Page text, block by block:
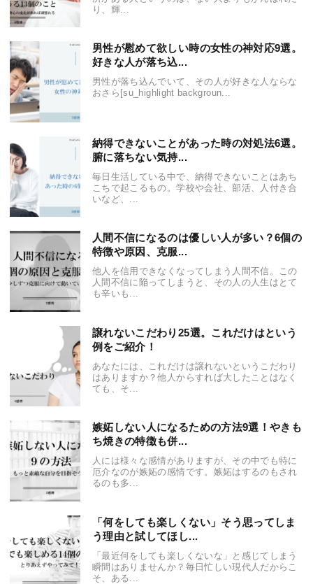
り、輝...
男性が慰めて欲しい時の女性の神対応9選。
好きな人が落ち込...
男性が落ち込んでいて、その人が好きな人ならな
おさら[su_highlight backgroun...
納得できないことがあった時の対処法6選。
腑に落ちない気持...
毎日生活している中で、納得できないことはあち
こちで起こるもの。学校や会社、部活、人付き合
いなど、...
人間不信になるのは優しい人が多い？6個の
特徴や原因、克服...
他人を信用できなくなってしまう人間不信。この
人間不信に陥ってしまうと、その人の人生はとて
も辛いも...
譲れないこだわり25選。これだけはという
例をご紹介！
あなたには、これだけは譲れないというこだわり
はありますか？他人からすれば大したことはなく
ても、そ...
嫉妬しない人になるための方法9選！やきも
ち焼きの特徴も併...
人には様々な感情がありますが、その中でも特に
厄介なのが嫉妬の感情です。嫉妬はするのもされ
るのも多...
「何をしても楽しくない」そう思ってしま
う理由と試してほし...
「最近何をしても楽しくないな」と感じてしまう
瞬間はありませんか？毎日忙しい現代人だからこ
そ、ある...